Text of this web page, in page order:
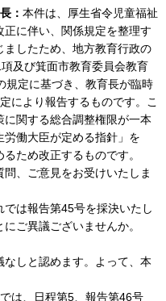
： 本件は、厚生省令児童福祉
に伴い、関係規定を整理す
したため、地方教育行政の
及び箕面市教育委員会教育
規定に基づき、教育長が臨時
により報告するものです。こ
関する総合調整権限が一本
働大臣が定める指針」を
ため改正するものです。
問、ご意見をお受けいたしま
では報告第45号を採決いたし
ご異議ございませんか。
なしと認めます。よって、本
は、日程第5、報告第46号